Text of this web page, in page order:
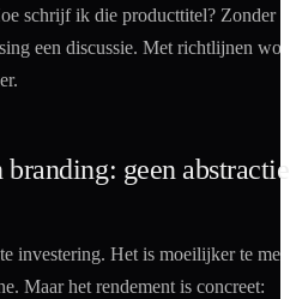
schrijf ik die producttitel? Zonder
een discussie. Met richtlijnen
geen
investering. Het is moeilijker te
Maar het rendement is concreet: